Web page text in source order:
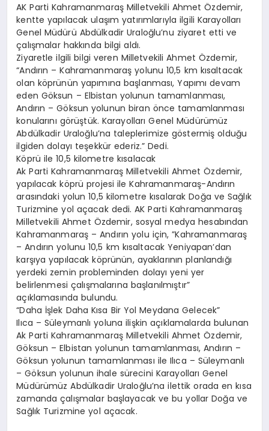
AK Parti Kahramanmaraş Milletvekili Ahmet Özdemir,
kentte yapılacak ulaşım yatırımlarıyla ilgili Karayolları
Genel Müdürü Abdülkadir Uraloğlu’nu ziyaret etti ve
çalışmalar hakkında bilgi aldı.
Ziyaretle ilgili bilgi veren Milletvekili Ahmet Özdemir,
“Andırın – Kahramanmaraş yolunu 10,5 km kısaltacak
olan köprünün yapımına başlanması, Yapımı devam
eden Göksun – Elbistan yolunun tamamlanması,
Andırın – Göksun yolunun biran önce tamamlanması
konularını görüştük. Karayolları Genel Müdürümüz
Abdülkadir Uraloğlu’na taleplerimize göstermiş olduğu
ilgiden dolayı teşekkür ederiz.” Dedi.
Köprü ile 10,5 kilometre kısalacak
Ak Parti Kahramanmaraş Milletvekili Ahmet Özdemir,
yapılacak köprü projesi ile Kahramanmaraş-Andırın
arasındaki yolun 10,5 kilometre kısalarak Doğa ve Sağlık
Turizmine yol açacak dedi. AK Parti Kahramanmaraş
Milletvekili Ahmet Özdemir, sosyal medya hesabından
Kahramanmaraş – Andırın yolu için, ”Kahramanmaraş
– Andırın yolunu 10,5 km kısaltacak Yeniyapan’dan
karşıya yapılacak köprünün, ayaklarının planlandığı
yerdeki zemin probleminden dolayı yeni yer
belirlenmesi çalışmalarına başlanılmıştır”
açıklamasında bulundu.
“Daha İşlek Daha Kısa Bir Yol Meydana Gelecek”
Ilıca – Süleymanlı yoluna ilişkin açıklamalarda bulunan
Ak Parti Kahramanmaraş Milletvekili Ahmet Özdemir,
Göksun – Elbistan yolunun tamamlanması, Andırın –
Göksun yolunun tamamlanması ile Ilıca – Süleymanlı
– Göksun yolunun ihale sürecini Karayolları Genel
Müdürümüz Abdülkadir Uraloğlu’na ilettik orada en kısa
zamanda çalışmalar başlayacak ve bu yollar Doğa ve
Sağlık Turizmine yol açacak.